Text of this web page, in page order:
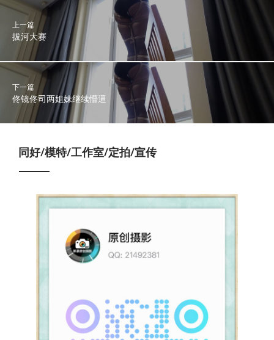
上一篇
拔河大赛
下一篇
佟镜佟司两姐妹继续懵逼
同好/模特/工作室/定拍/宣传